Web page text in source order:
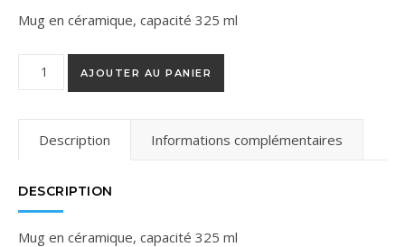
Mug en céramique, capacité 325 ml
quantité de Mug Tenee
AJOUTER AU PANIER
Description Informations complémentaires
DESCRIPTION
Mug en céramique, capacité 325 ml